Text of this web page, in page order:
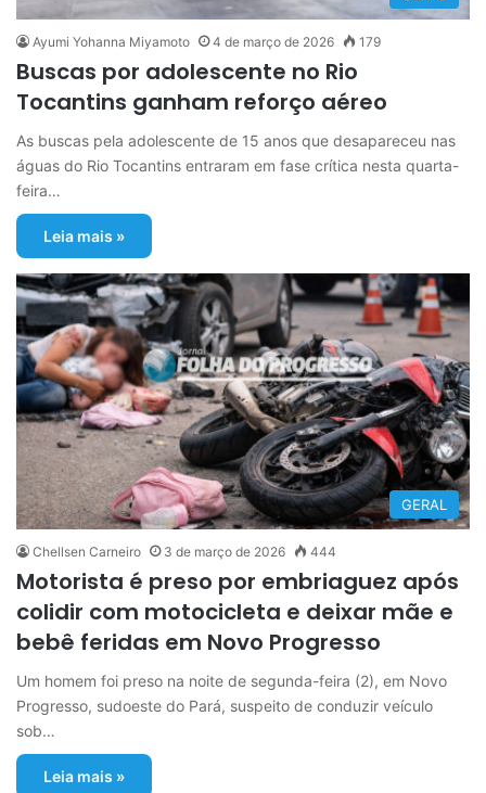
Ayumi Yohanna Miyamoto 4 de março de 2026 179
Buscas por adolescente no Rio
Tocantins ganham reforço aéreo
As buscas pela adolescente de 15 anos que desapareceu nas
águas do Rio Tocantins entraram em fase crítica nesta quarta-
feira…
Leia mais »
GERAL
Chellsen Carneiro 3 de março de 2026 444
Motorista é preso por embriaguez após
colidir com motocicleta e deixar mãe e
bebê feridas em Novo Progresso
Um homem foi preso na noite de segunda-feira (2), em Novo
Progresso, sudoeste do Pará, suspeito de conduzir veículo
sob…
Leia mais »